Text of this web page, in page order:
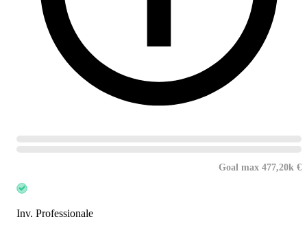
Goal max 477,20k €
Inv. Professionale